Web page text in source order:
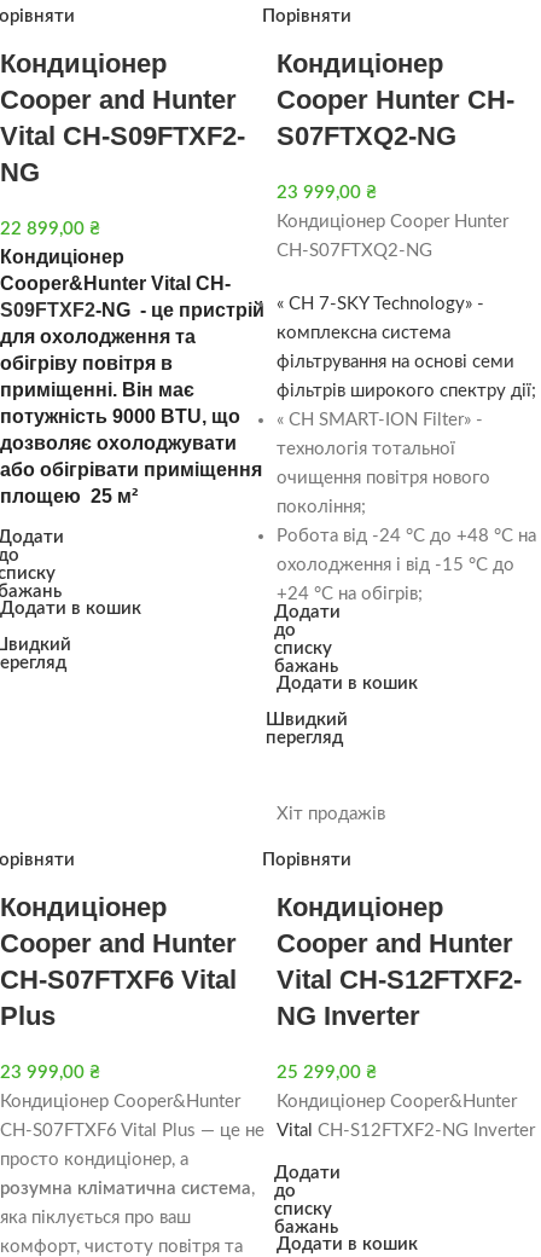
Кондиціонер
Cooper and Hunter
Vital CH-S09FTXF2-
NG
22 899,00 ₴
Кондиціонер
Cooper&Hunter Vital CH-
S09FTXF2-NG - це пристрій
для охолодження та
обігріву повітря в
приміщенні. Він має
потужність 9000 BTU, що
дозволяє охолоджувати
або обігрівати приміщення
площею 25 м²
Додати в кошик
Порівняти
Кондиціонер
Cooper Hunter CH-
S07FTXQ2-NG
23 999,00 ₴
Кондиціонер Cooper Hunter
CH-S07FTXQ2-NG
« CH 7-SKY Technology» -
комплексна система
фільтрування на основі семи
фільтрів широкого спектру дії;
« CH SMART-ION Filter» -
технологія тотальної
очищення повітря нового
покоління;
Робота від -24 °С до +48 °C на
охолодження і від -15 °С до
+24 °С на обігрів;
Додати
до
списку
бажань
Додати в кошик
Швидкий
перегляд
Кондиціонер
Cooper and Hunter
CH-S07FTXF6 Vital
Plus
23 999,00 ₴
Кондиціонер Cooper&Hunter
CH-S07FTXF6 Vital Plus — це не
просто кондиціонер, а
розумна кліматична система,
яка піклується про ваш
комфорт, чистоту повітря та
Хіт продажів
Порівняти
Кондиціонер
Cooper and Hunter
Vital CH-S12FTXF2-
NG Inverter
25 299,00 ₴
Кондиціонер Cooper&Hunter
Vital CH-S12FTXF2-NG Inverter
Додати
до
списку
бажань
Додати в кошик